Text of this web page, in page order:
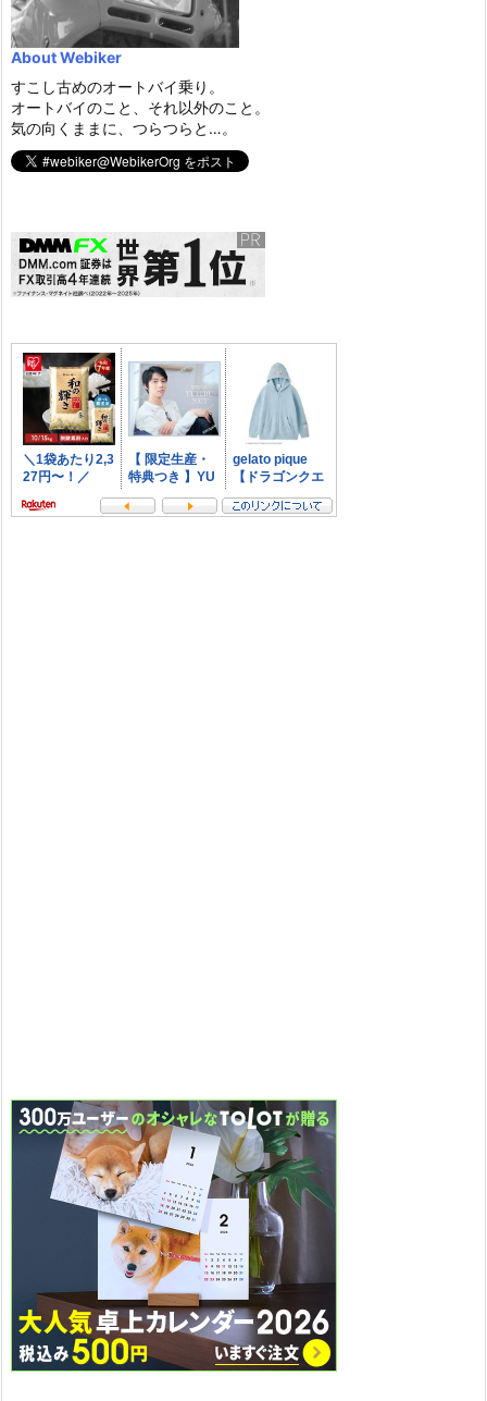
About Webiker
すこし古めのオートバイ乗り。
オートバイのこと、それ以外のこと。
気の向くままに、つらつらと…。